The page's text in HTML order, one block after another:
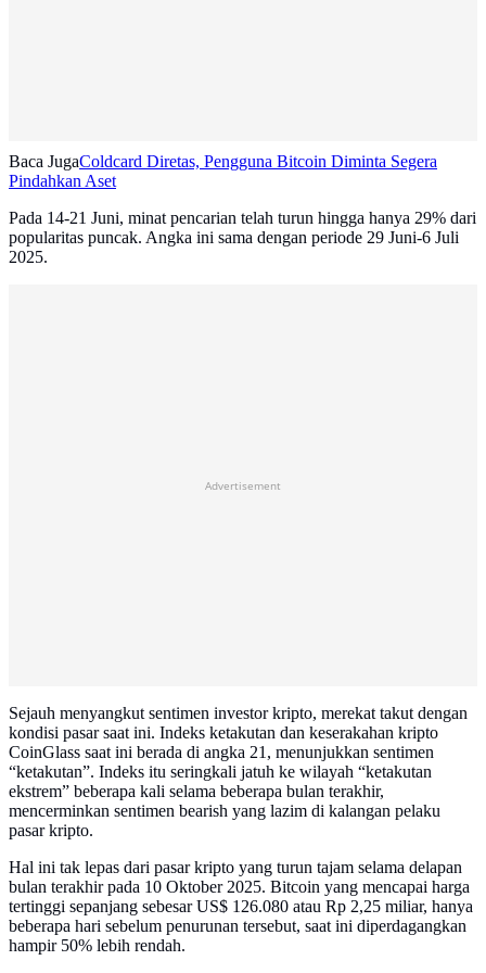
Baca JugaColdcard Diretas, Pengguna Bitcoin Diminta Segera
Pindahkan Aset
Pada 14-21 Juni, minat pencarian telah turun hingga hanya 29% dari
popularitas puncak. Angka ini sama dengan periode 29 Juni-6 Juli
2025.
Advertisement
Sejauh menyangkut sentimen investor kripto, merekat takut dengan
kondisi pasar saat ini. Indeks ketakutan dan keserakahan kripto
CoinGlass saat ini berada di angka 21, menunjukkan sentimen
“ketakutan”. Indeks itu seringkali jatuh ke wilayah “ketakutan
ekstrem” beberapa kali selama beberapa bulan terakhir,
mencerminkan sentimen bearish yang lazim di kalangan pelaku
pasar kripto.
Hal ini tak lepas dari pasar kripto yang turun tajam selama delapan
bulan terakhir pada 10 Oktober 2025. Bitcoin yang mencapai harga
tertinggi sepanjang sebesar US$ 126.080 atau Rp 2,25 miliar, hanya
beberapa hari sebelum penurunan tersebut, saat ini diperdagangkan
hampir 50% lebih rendah.